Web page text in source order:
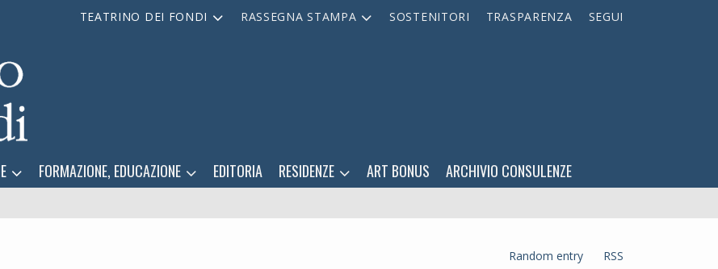
TEATRINO DEI FONDI RASSEGNA STAMPA SOSTENITORI TRASPARENZA SEGUI
FORMAZIONE, EDUCAZIONE EDITORIA RESIDENZE ART BONUS ARCHIVIO CONSULENZE
Random entry RSS